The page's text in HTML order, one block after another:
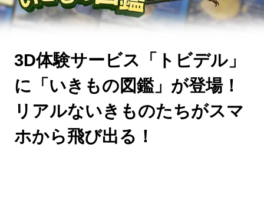
AKB48劇場公演をVRで！推し
が追えるライブ&アーカイブ
配信。
ここでしか見られない特別イ